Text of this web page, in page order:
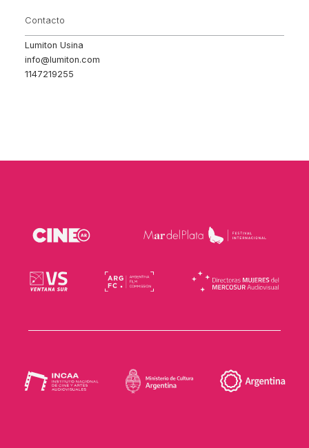
Contacto
Lumiton Usina
info@lumiton.com
1147219255